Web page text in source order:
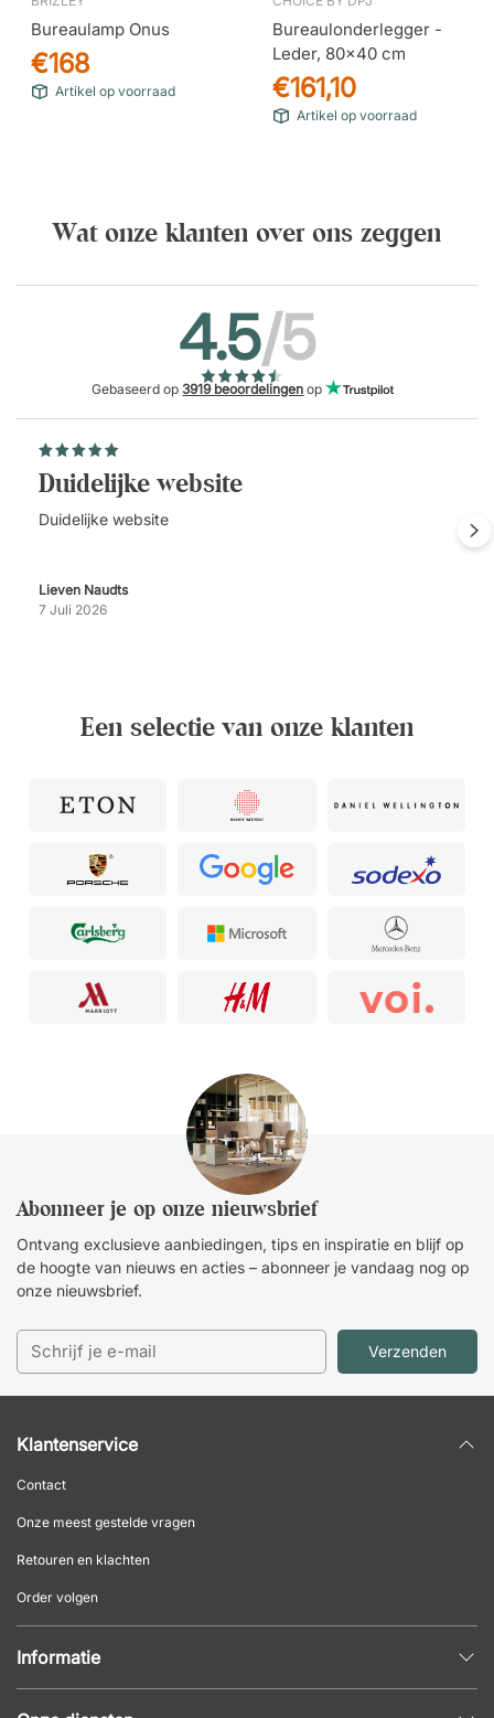
Bureaulamp Onus
€168
Artikel op voorraad
Bureaulonderlegger -
Leder, 80x40 cm
€161,10
Artikel op voorraad
Wat onze klanten over ons zeggen
4.5/5
Gebaseerd op3919 beoordelingen op
Duidelijke website
Duidelijke website
Lieven Naudts
7 Juli 2026
Een selectie van onze klanten
Abonneer je op onze nieuwsbrief
Ontvang exclusieve aanbiedingen, tips en inspiratie en blijf op
de hoogte van nieuws en acties – abonneer je vandaag nog op
onze nieuwsbrief.
Verzenden
Klantenservice
Contact
Onze meest gestelde vragen
Retouren en klachten
Order volgen
Informatie